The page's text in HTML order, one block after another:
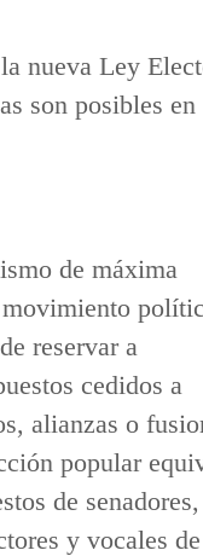
nueva Ley
son posibles en
de máxima
reservar a
cedidos a
alianzas o
popular
de senadores,
y vocales de